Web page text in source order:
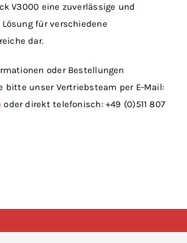
V3000 eine zuverlässige und
für verschiedene
dar.
oder Bestellungen
bitte unser Vertriebsteam per E-Mail:
oder direkt telefonisch: +49 (0)511 807
Personal Computer 2U GmbH |AGBs |